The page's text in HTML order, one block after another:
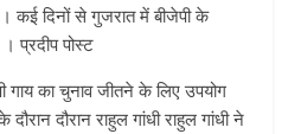
। कई दिनों से गुजरात में बीजेपी के
। प्रदीप पोस्ट
गाय का चुनाव जीतने के लिए उपयोग
दौरान राहुल गांधी राहुल गांधी ने